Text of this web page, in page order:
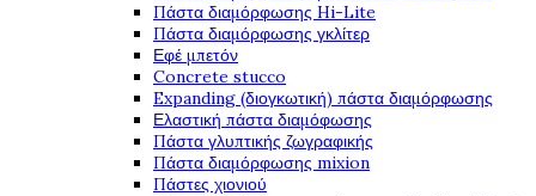
Πάστα διαμόρφωσης Hi-Lite
Πάστα διαμόρφωσης γκλίτερ
Εφέ μπετόν
Concrete stucco
Expanding (διογκωτική) πάστα διαμόρφωσης
Ελαστική πάστα διαμόφωσης
Πάστα γλυπτικής ζωγραφικής
Πάστα διαμόρφωσης mixion
Πάστες χιονιού